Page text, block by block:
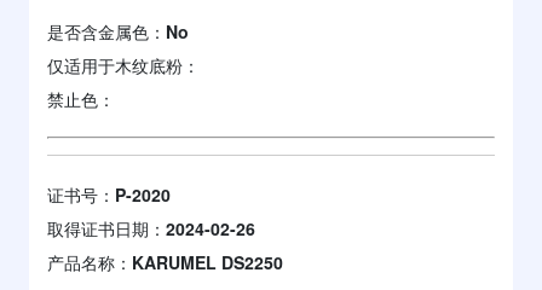
是否含金属色： No
仅适用于木纹底粉：
禁止色：
证书号： P-2020
取得证书日期： 2024-02-26
产品名称： KARUMEL DS2250